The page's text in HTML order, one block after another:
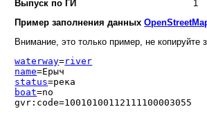
Выпуск по ГИ
1
Пример заполнения данных
Внимание, это только пример, не копируйте
waterway=river
name=Ерыч
status=река
boat=no
gvr:code=10010100112111100003055